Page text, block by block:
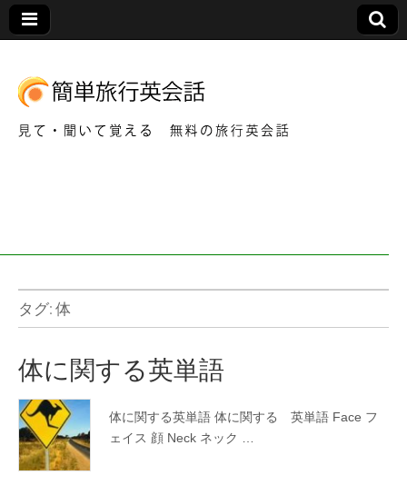
旅
行
英
会
話
タグ:体
体に関する英単語
体に関する英単語 体に関する 英単語 Face フ
ェイス 顔 Neck ネック …